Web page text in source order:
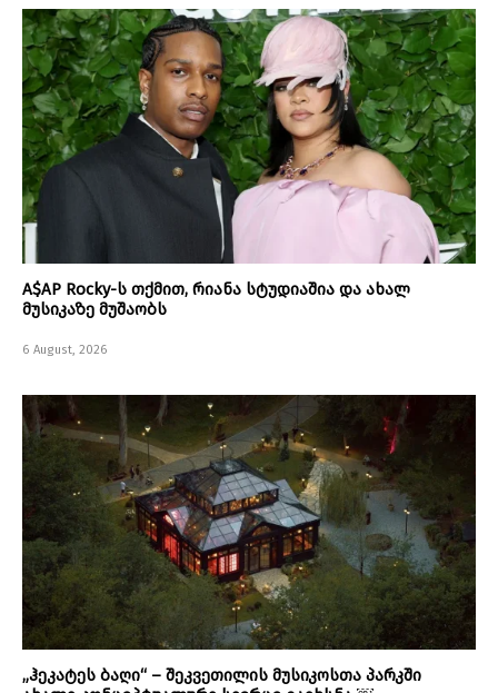
A$AP Rocky-ს თქმით, რიანა სტუდიაშია და ახალ
მუსიკაზე მუშაობს
6 August, 2026
„ჰეკატეს ბაღი“ – შეკვეთილის მუსიკოსთა პარკში